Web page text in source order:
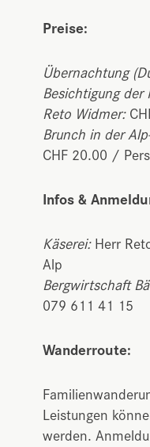
Preise:
Übernachtung
Besichtigung
Reto Widmer:
Brunch in der
CHF 20.00 /
Infos &
Käserei:Herr
Alp
Bergwirtschaft
079 611 41 15
Wanderroute:
Leistungen
werden.